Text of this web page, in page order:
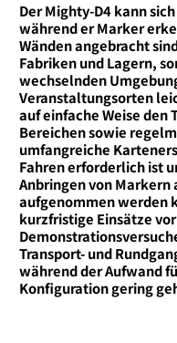
Der Mighty-D4 kann
während er Marker
Wänden angebracht
Fabriken und Lagern,
wechselnden
Veranstaltungsorten
auf einfache Weise den
Bereichen sowie
umfangreiche
Fahren erforderlich ist
Anbringen von
aufgenommen werden
kurzfristige Einsätze
Transport- und
während der Aufwand
Konfiguration gering